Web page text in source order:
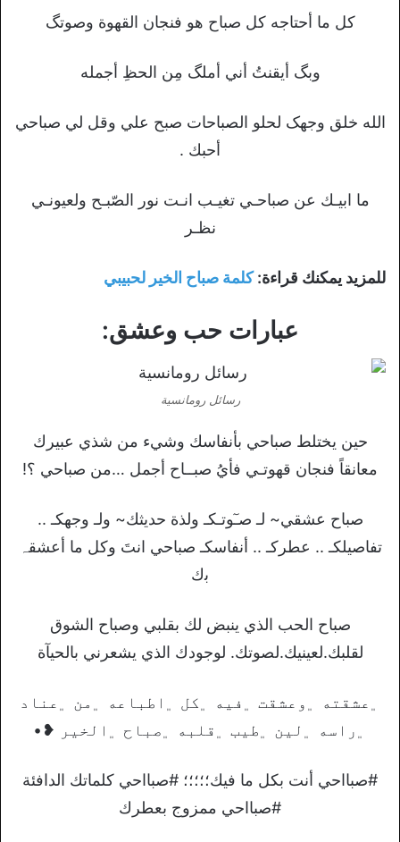
كل ما أحتاجه كل صباح هو فنجان القهوة وصوتگ
وبگ أيقنتُ أني أملگ مِن الحظِ أجمله
الله خلق وجهک لحلو الصباحات صبح علي وقل لي صباحي
أحبك .
ما ابيـك عن صباحـي تغيـب انـت نور الصّبـح ولعيونـي
نظـر
للمزيد يمكنك قراءة:كلمة صباح الخير لحبيبي
عبارات حب وعشق:
رسائل رومانسية
حين يختلط صباحي بأنفاسك وشيء من شذي عبيرك
معانقاً فنجان قهوتـي فأيُ صبــاح أجمل …من صباحي ؟!
صباح عشقي~ لـ صـٓوتـكـ ولذة حديثك~ ولـ وجهكـ ..
تفاصيلكـ .. عطركـ .. أنفاسكـ صباحي انتَ وكل ما أعشقہ
ﺑك
صباح الحب الذي ينبض لك بقلبي وصباح الشوق
لقلبك.لعينيك.لصوتك. لوجودك الذي يشعرني بالحيآة
﮼عشقته ﮼وعشقت ﮼فيه ﮼كل ﮼اطباعه ﮼من ﮼عناد
﮼راسه ﮼لين ﮼طيب ﮼قلبه ﮼صباح ﮼الخير ❥•
#صبااحي أنت بكل ما فيك؛؛؛؛؛ #صبااحي كلماتك الدافئة
#صبااحي ممزوج بعطرك